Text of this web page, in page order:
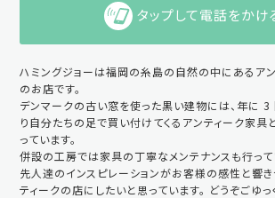
タップして電話をかけ
ハミングジョーは福岡の糸島の自然の中にあるア
のお店です。
デンマークの古い窓を使った黒い建物には、年に 3
り自分たちの足で買い付けてくるアンティーク家具
っています。
併設の工房では家具の丁寧なメンテナンスも行って
先人達のインスピレーションがお客様の感性と響
ティークの店にしたいと思っています。 どうぞごゆっ